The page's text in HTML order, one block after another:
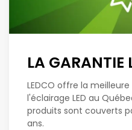
LA GARANTIE
LEDCO offre la
l'éclairage LED au
produits sont couverts
ans.